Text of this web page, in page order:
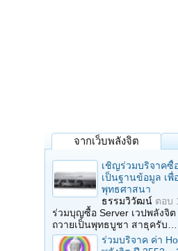
จากเว็บพลังจิต
เชิญร่วมบริจาคซื้
เป็นฐานข้อมูล เพื่
พุทธศาสนา
ธรรมวิวัฒน์ ตอบ
ร่วมบุญซื้อ Server เวปพลังจิ
ถวายเป็นพุทธบูชา สาธุครับ…
ร่วมบริจาค ค่า